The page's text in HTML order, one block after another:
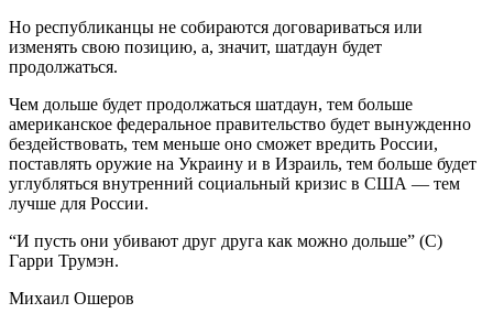
Но республиканцы не собираются договариваться или
изменять свою позицию, а, значит, шатдаун будет
продолжаться.
Чем дольше будет продолжаться шатдаун, тем больше
американское федеральное правительство будет вынужденно
бездействовать, тем меньше оно сможет вредить России,
поставлять оружие на Украину и в Израиль, тем больше будет
углубляться внутренний социальный кризис в США — тем
лучше для России.
“И пусть они убивают друг друга как можно дольше” (C)
Гарри Трумэн.
Михаил Ошеров